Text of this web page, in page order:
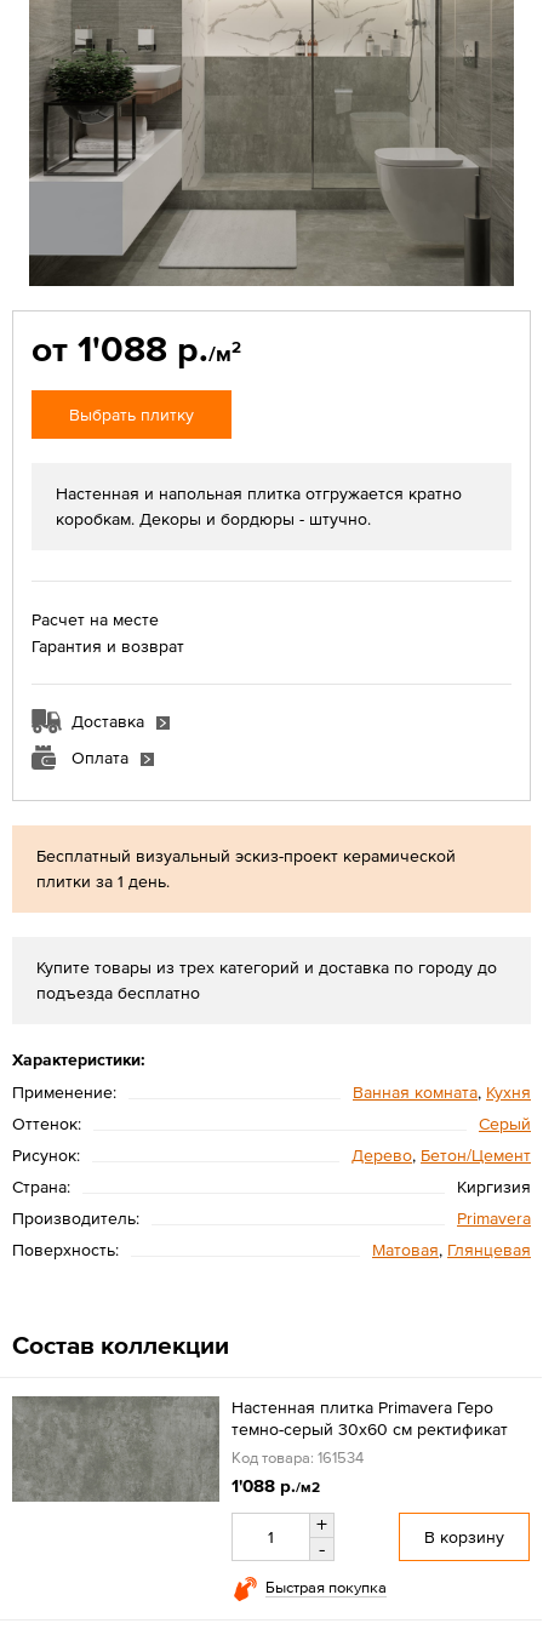
Бесплатный визуальный эскиз-проект керамической
плитки за 1 день.
Купите товары из трех категорий и доставка по городу до
подъезда бесплатно
Характеристики:
Применение:
Ванная комната, Кухня
Оттенок:
Серый
Рисунок:
Дерево, Бетон/Цемент
Страна:
Киргизия
Производитель:
Primavera
Поверхность:
Матовая, Глянцевая
от 1'088 р./м2
Выбрать плитку
Настенная и напольная плитка отгружается кратно
коробкам. Декоры и бордюры - штучно.
Расчет на месте
Гарантия и возврат
Доставка
Оплата
Состав коллекции
Настенная плитка Primavera Геро
темно-серый 30x60 см ректификат
Код товара: 161534
1'088 р./м2
+
-
В корзину
Быстрая покупка